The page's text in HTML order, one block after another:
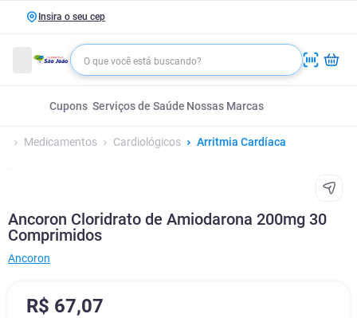
Insira o seu cep
Cupons Serviços de Saúde Nossas Marcas
Medicamentos Cardiológicos Arritmia Cardíaca
Ancoron Cloridrato de Amiodarona 200mg 30
Comprimidos
Ancoron
R$ 67,07